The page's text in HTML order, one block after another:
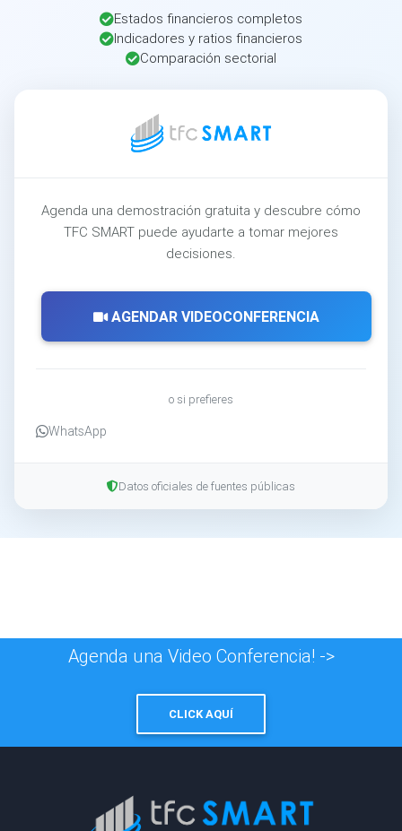
Estados financieros completos
Indicadores y ratios financieros
Comparación sectorial
Agenda una demostración gratuita y descubre cómo
TFC SMART puede ayudarte a tomar mejores
decisiones.
AGENDAR VIDEOCONFERENCIA
o si prefieres
WhatsApp
Datos oficiales de fuentes públicas
Agenda una Video Conferencia! ->
CLICK AQUÍ